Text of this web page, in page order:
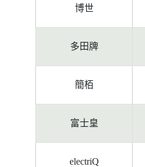
博世
多田牌
簡栢
富士皇
electriQ